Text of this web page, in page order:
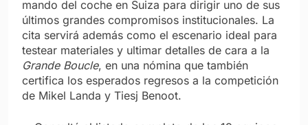
mando del coche en Suiza para dirigir uno de sus
últimos grandes compromisos institucionales. La
cita servirá además como el escenario ideal para
testear materiales y ultimar detalles de cara a la
Grande Boucle, en una nómina que también
certifica los esperados regresos a la competición
de Mikel Landa y Tiesj Benoot.